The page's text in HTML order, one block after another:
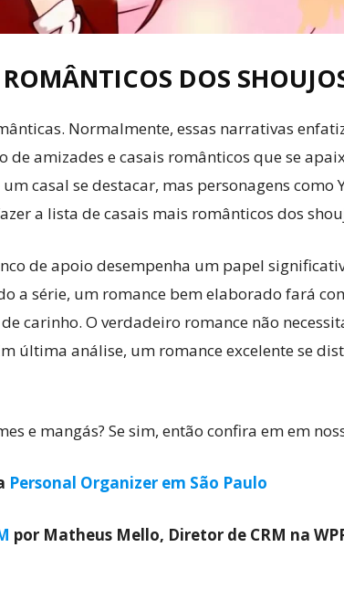
DOS
Normalmente, essas narrativas
amizades e casais românticos que se
casal se destacar, mas personagens como
a lista de casais mais românticos dos
de apoio desempenha um papel
a série, um romance bem elaborado fará
carinho. O verdadeiro romance não
última análise, um romance excelente se
e mangás? Se sim, então confira em em
Personal Organizer em São Paulo
por Matheus Mello, Diretor de CRM na